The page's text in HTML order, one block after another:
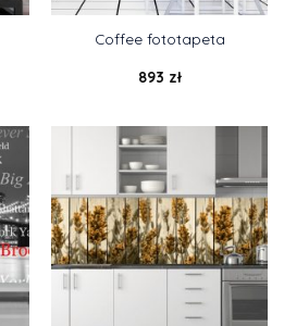
Coffee fototapeta
893 zł